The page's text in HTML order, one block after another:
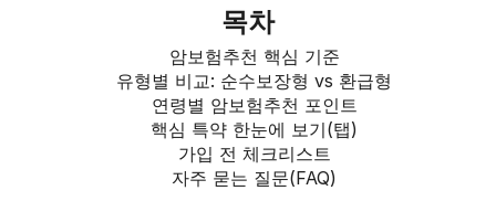
목차
암보험추천 핵심 기준
유형별 비교: 순수보장형 vs 환급형
연령별 암보험추천 포인트
핵심 특약 한눈에 보기(탭)
가입 전 체크리스트
자주 묻는 질문(FAQ)